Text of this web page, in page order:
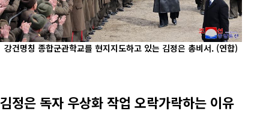
강건명칭 종합군관학교를 현지지도하고 있는 김정은 총비서. (연합)
김정은 독자 우상화 작업 오락가락하는 이유